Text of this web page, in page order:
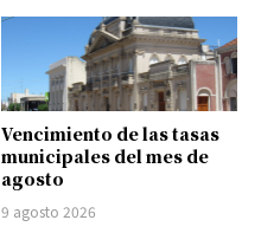
Vencimiento de las tasas
municipales del mes de
agosto
9 agosto 2026